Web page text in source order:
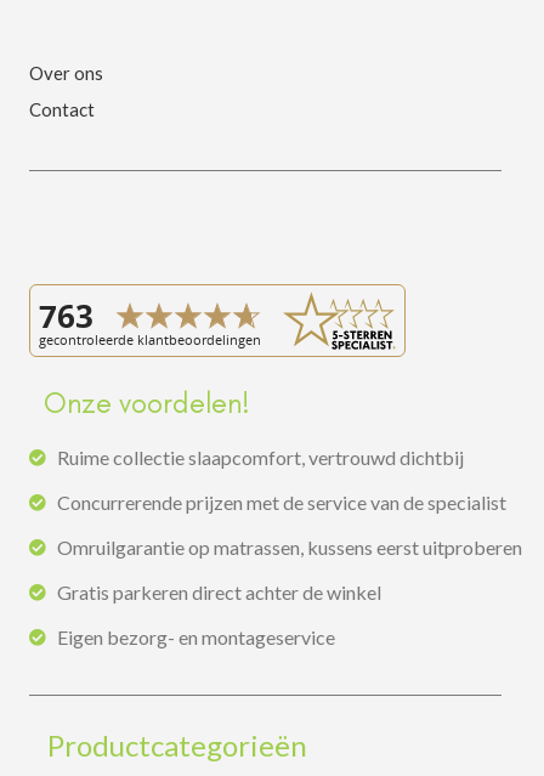
Over ons
Contact
Onze voordelen!
Ruime collectie slaapcomfort, vertrouwd dichtbij
Concurrerende prijzen met de service van de specialist
Omruilgarantie op matrassen, kussens eerst uitproberen
Gratis parkeren direct achter de winkel
Eigen bezorg- en montageservice
Productcategorieën